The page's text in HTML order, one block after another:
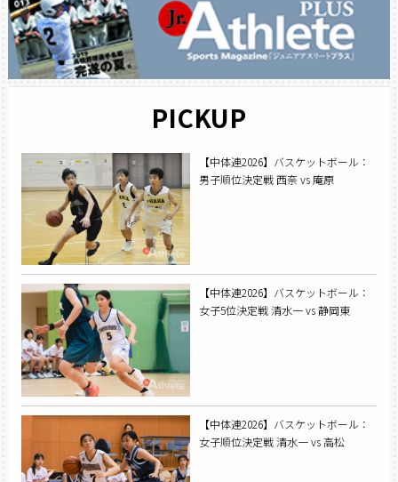
PICKUP
【中体連2026】バスケットボール：
男子順位決定戦 西奈 vs 庵原
【中体連2026】バスケットボール：
女子5位決定戦 清水一 vs 静岡東
【中体連2026】バスケットボール：
女子順位決定戦 清水一 vs 高松